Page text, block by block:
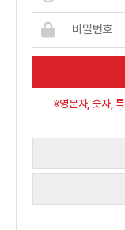
※영문자, 숫자,